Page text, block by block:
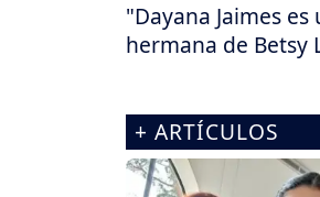
"Dayana Jaimes
hermana de Betsy
+ ARTÍCULOS